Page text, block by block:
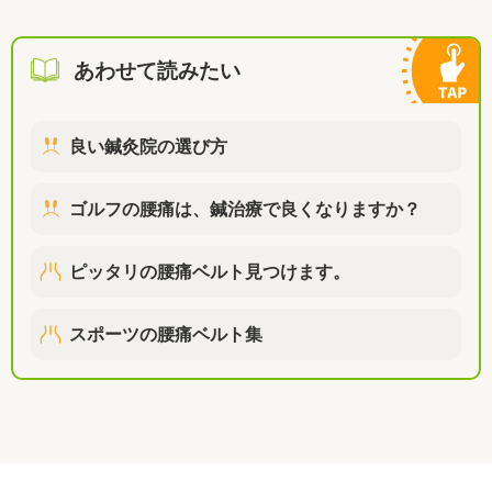
あわせて読みたい
良い鍼灸院の選び方
ゴルフの腰痛は、鍼治療で良くなりますか？
ピッタリの腰痛ベルト見つけます。
スポーツの腰痛ベルト集